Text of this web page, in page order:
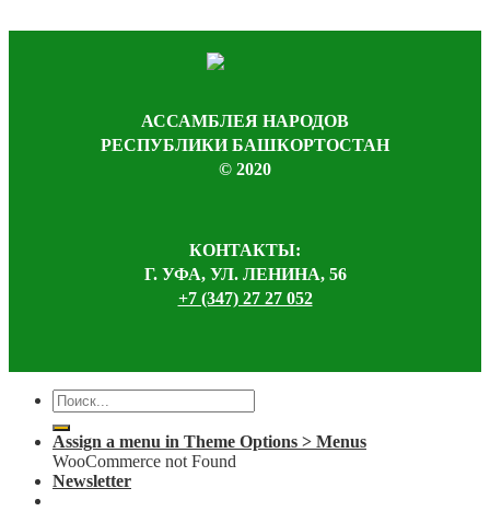
АССАМБЛЕЯ НАРОДОВ
РЕСПУБЛИКИ БАШКОРТОСТАН
© 2020
КОНТАКТЫ:
Г. УФА, УЛ. ЛЕНИНА, 56
+7 (347) 27 27 052
Assign a menu in Theme Options > Menus
WooCommerce not Found
Newsletter